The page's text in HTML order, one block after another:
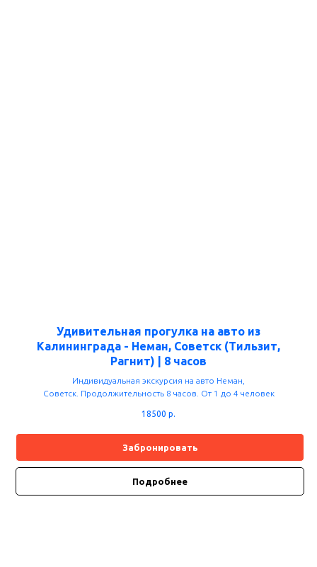
Удивительная прогулка на авто из
Калининграда - Неман, Советск (Тильзит,
Рагнит) | 8 часов
Индивидуальная экскурсия на авто Неман,
Советск. Продолжительность 8 часов. От 1 до 4 человек
18500 р.
Забронировать
Подробнее